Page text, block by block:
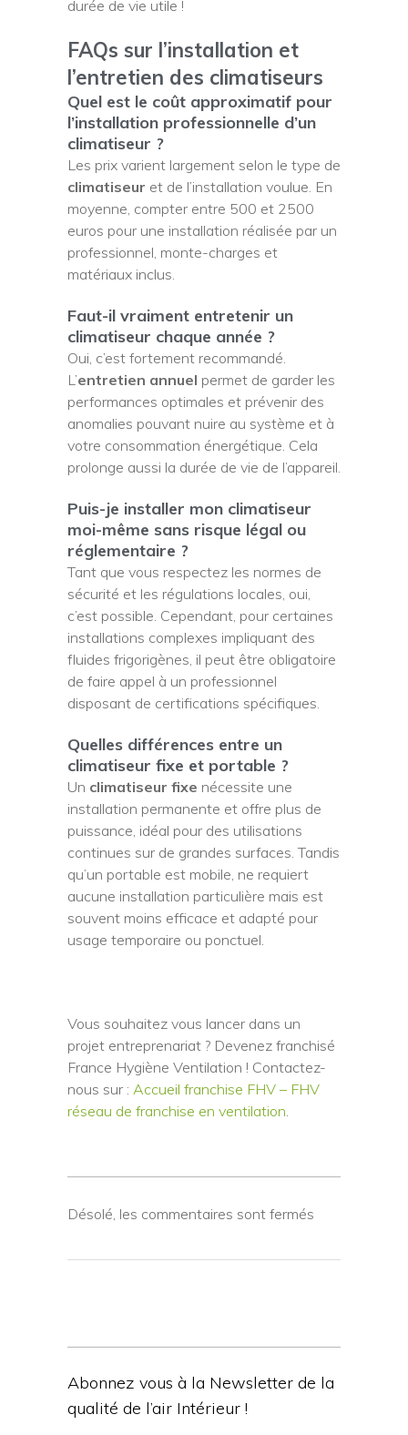
durée de vie utile !
FAQs sur l’installation et
l’entretien des climatiseurs
Quel est le coût approximatif pour
l’installation professionnelle d’un
climatiseur ?
Les prix varient largement selon le type de
climatiseur et de l’installation voulue. En
moyenne, compter entre 500 et 2500
euros pour une installation réalisée par un
professionnel, monte-charges et
matériaux inclus.
Faut-il vraiment entretenir un
climatiseur chaque année ?
Oui, c’est fortement recommandé.
L’entretien annuel permet de garder les
performances optimales et prévenir des
anomalies pouvant nuire au système et à
votre consommation énergétique. Cela
prolonge aussi la durée de vie de l’appareil.
Puis-je installer mon climatiseur
moi-même sans risque légal ou
réglementaire ?
Tant que vous respectez les normes de
sécurité et les régulations locales, oui,
c’est possible. Cependant, pour certaines
installations complexes impliquant des
fluides frigorigènes, il peut être obligatoire
de faire appel à un professionnel
disposant de certifications spécifiques.
Quelles différences entre un
climatiseur fixe et portable ?
Un climatiseur fixe nécessite une
installation permanente et offre plus de
puissance, idéal pour des utilisations
continues sur de grandes surfaces. Tandis
qu’un portable est mobile, ne requiert
aucune installation particulière mais est
souvent moins efficace et adapté pour
usage temporaire ou ponctuel.
Vous souhaitez vous lancer dans un
projet entreprenariat ? Devenez franchisé
France Hygiène Ventilation ! Contactez-
nous sur : Accueil franchise FHV – FHV
réseau de franchise en ventilation
Désolé, les commentaires sont fermés
Abonnez vous à la Newsletter de la
qualité de l’air Intérieur !